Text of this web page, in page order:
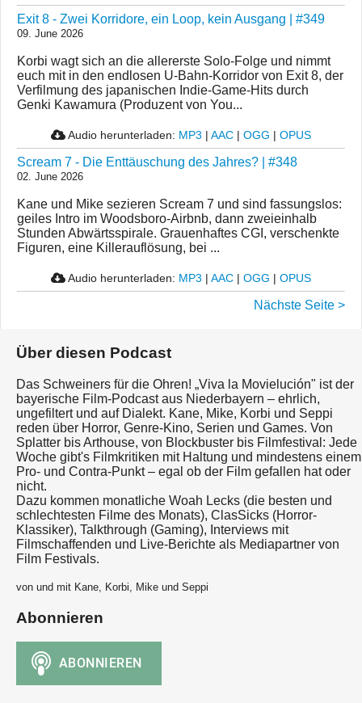
Exit 8 - Zwei Korridore, ein Loop, kein Ausgang | #349
09. June 2026
Korbi wagt sich an die allererste Solo-Folge und nimmt
euch mit in den endlosen U-Bahn-Korridor von Exit 8, der
Verfilmung des japanischen Indie-Game-Hits durch
Genki Kawamura (Produzent von You...
Audio herunterladen: MP3 | AAC | OGG | OPUS
Scream 7 - Die Enttäuschung des Jahres? | #348
02. June 2026
Kane und Mike sezieren Scream 7 und sind fassungslos:
geiles Intro im Woodsboro-Airbnb, dann zweieinhalb
Stunden Abwärtsspirale. Grauenhaftes CGI, verschenkte
Figuren, eine Killerauflösung, bei ...
Audio herunterladen: MP3 | AAC | OGG | OPUS
Nächste Seite >
Über diesen Podcast
Das Schweiners für die Ohren! „Viva la Movielución" ist der
bayerische Film-Podcast aus Niederbayern – ehrlich,
ungefiltert und auf Dialekt. Kane, Mike, Korbi und Seppi
reden über Horror, Genre-Kino, Serien und Games. Von
Splatter bis Arthouse, von Blockbuster bis Filmfestival: Jede
Woche gibt's Filmkritiken mit Haltung und mindestens einem
Pro- und Contra-Punkt – egal ob der Film gefallen hat oder
nicht.
Dazu kommen monatliche Woah Lecks (die besten und
schlechtesten Filme des Monats), ClasSicks (Horror-
Klassiker), Talkthrough (Gaming), Interviews mit
Filmschaffenden und Live-Berichte als Mediapartner von
Film Festivals.
von und mit Kane, Korbi, Mike und Seppi
Abonnieren